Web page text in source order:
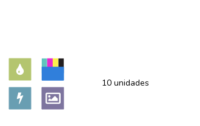
10 unidades